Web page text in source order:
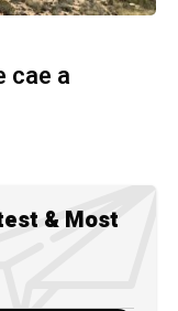
cae a
& Most